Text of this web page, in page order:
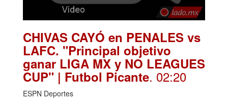
CHIVAS CAYÓ en PENALES vs
LAFC. "Principal objetivo
ganar LIGA MX y NO LEAGUES
CUP" | Futbol Picante. 02:20
ESPN Deportes